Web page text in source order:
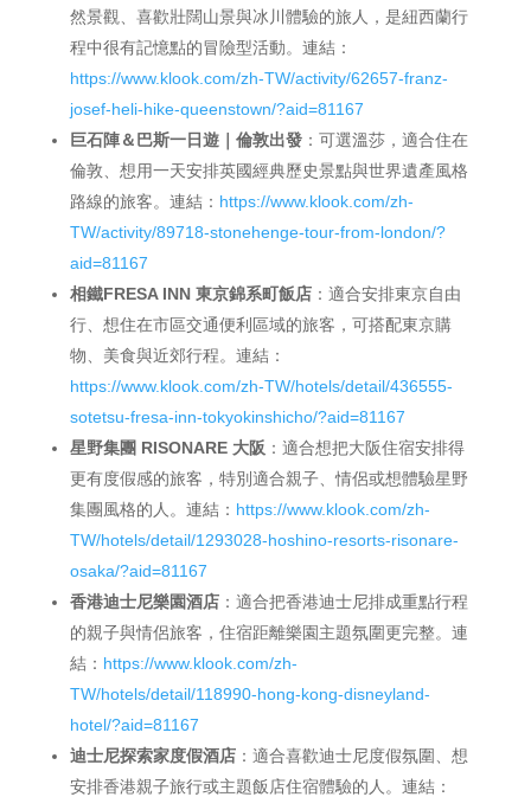
然景觀、喜歡壯闊山景與冰川體驗的旅人，是紐西蘭行
程中很有記憶點的冒險型活動。連結：
https://www.klook.com/zh-TW/activity/62657-franz-
josef-heli-hike-queenstown/?aid=81167
巨石陣＆巴斯一日遊｜倫敦出發：可選溫莎，適合住在
倫敦、想用一天安排英國經典歷史景點與世界遺產風格
路線的旅客。連結： https://www.klook.com/zh-
TW/activity/89718-stonehenge-tour-from-london/?
aid=81167
相鐵FRESA INN 東京錦系町飯店：適合安排東京自由
行、想住在市區交通便利區域的旅客，可搭配東京購
物、美食與近郊行程。連結：
https://www.klook.com/zh-TW/hotels/detail/436555-
sotetsu-fresa-inn-tokyokinshicho/?aid=81167
星野集團 RISONARE 大阪 ：適合想把大阪住宿安排得
更有度假感的旅客，特別適合親子、情侶或想體驗星野
集團風格的人。連結： https://www.klook.com/zh-
TW/hotels/detail/1293028-hoshino-resorts-risonare-
osaka/?aid=81167
香港迪士尼樂園酒店：適合把香港迪士尼排成重點行程
的親子與情侶旅客，住宿距離樂園主題氛圍更完整。連
結： https://www.klook.com/zh-
TW/hotels/detail/118990-hong-kong-disneyland-
hotel/?aid=81167
迪士尼探索家度假酒店：適合喜歡迪士尼度假氛圍、想
安排香港親子旅行或主題飯店住宿體驗的人。連結：